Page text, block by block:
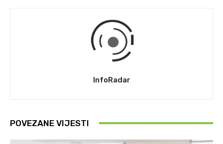
InfoRadar
POVEZANE VIJESTI